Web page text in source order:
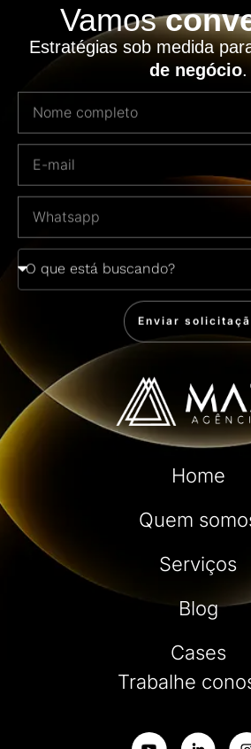
Vamos
Estratégias sob medida
de negócio.
Enviar
Home
Quem
Serviços
Blog
Cases
Trabalhe